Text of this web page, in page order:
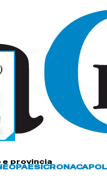
e provincia
PAESICRONACA